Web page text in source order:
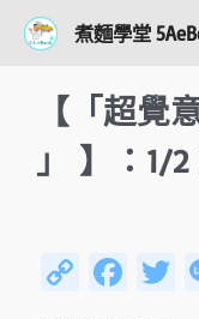
煮麵學堂
【「超覺
」 】：1/
C
Fa T
navigation